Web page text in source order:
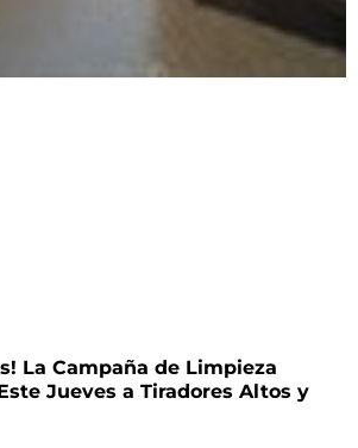
La Campaña de Limpieza
Jueves a Tiradores Altos y